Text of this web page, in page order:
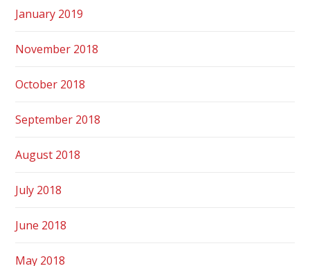
January 2019
November 2018
October 2018
September 2018
August 2018
July 2018
June 2018
May 2018